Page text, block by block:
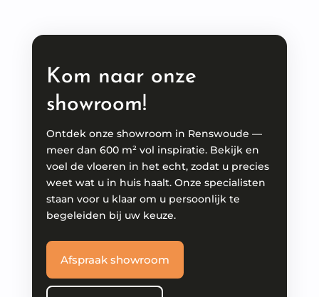
Kom naar onze
showroom!
Ontdek onze showroom in Renswoude —
meer dan 600 m² vol inspiratie. Bekijk en
voel de vloeren in het echt, zodat u precies
weet wat u in huis haalt. Onze specialisten
staan voor u klaar om u persoonlijk te
begeleiden bij uw keuze.
Afspraak showroom